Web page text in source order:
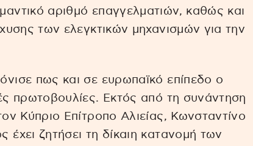
αριθμό επαγγελματιών, καθώς και
των ελεγκτικών μηχανισμών για την
πως και σε ευρωπαϊκό επίπεδο ο
πρωτοβουλίες. Εκτός από τη συνάντηση
Κύπριο Επίτροπο Αλιείας, Κωνσταντίνο
ζητήσει τη δίκαιη κατανομή των